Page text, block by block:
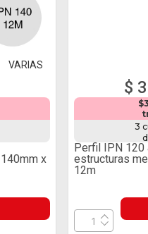
VARIAS
x
$
3
Perfil IPN 120
estructuras
12m